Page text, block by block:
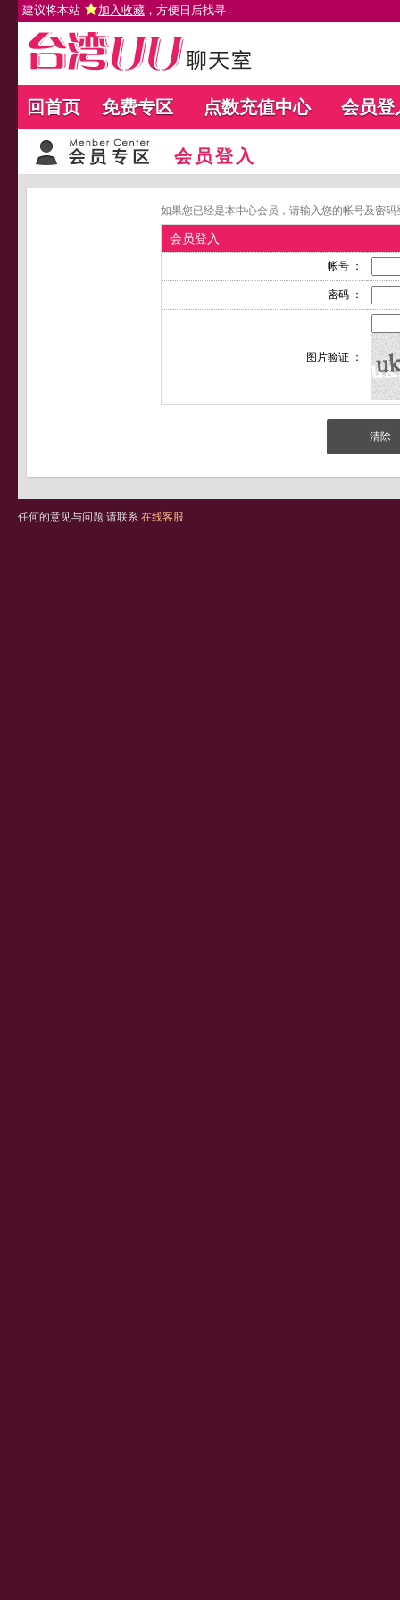
建议将本站 加入收藏 ，方便日后找寻
回首页 免费专区 点数充值中心 会员登
会员登入
如果您已经是本中心会员，请输入您的帐号及密
会员登入
帐号 ：
密码 ：
图片验证 ：
任何的意见与问题 请联系 在线客服